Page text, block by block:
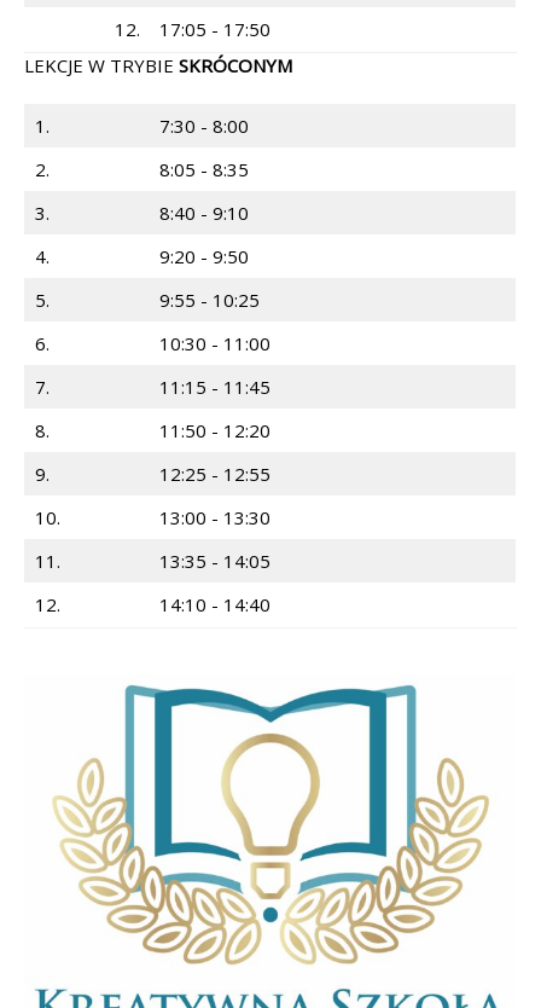
12.
17:05 - 17:50
LEKCJE W TRYBIE SKRÓCONYM
1.
7:30 - 8:00
2.
8:05 - 8:35
3.
8:40 - 9:10
4.
9:20 - 9:50
5.
9:55 - 10:25
6.
10:30 - 11:00
7.
11:15 - 11:45
8.
11:50 - 12:20
9.
12:25 - 12:55
10.
13:00 - 13:30
11.
13:35 - 14:05
12.
14:10 - 14:40